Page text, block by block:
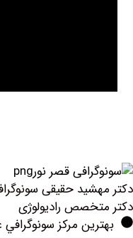
حقیقی سونوگرافی قصر
رادیولوژی
مرکز سونوگرافي